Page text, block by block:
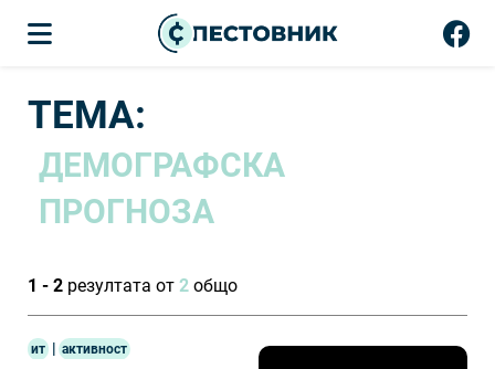
ТЕМА:
ДЕМОГРАФСКА
ПРОГНОЗА
1 - 2 резултата от 2 общо
ит | активност